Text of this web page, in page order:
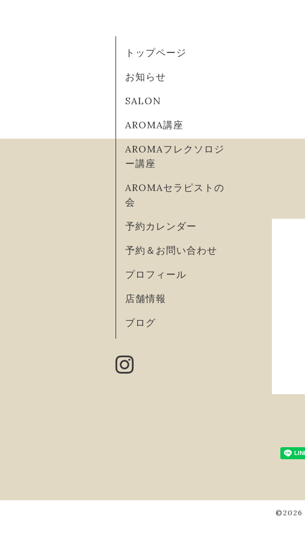
トップページ
お知らせ
SALON
AROMA講座
AROMAフレクソロジ
ー講座
AROMAセラピストの
会
予約カレンダー
予約＆お問い合わせ
プロフィール
店舗情報
ブログ
©2026